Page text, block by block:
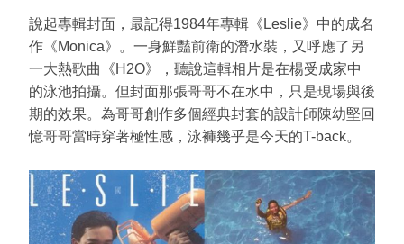
說起專輯封面，最記得1984年專輯《Leslie》中的成名
作《Monica》。一身鮮豔前衛的潛水裝，又呼應了另
一大熱歌曲《H2O》，聽說這輯相片是在楊受成家中
的泳池拍攝。但封面那張哥哥不在水中，只是現場與後
期的效果。為哥哥創作多個經典封套的設計師陳幼堅回
憶哥哥當時穿著極性感，泳褲幾乎是今天的T-back。